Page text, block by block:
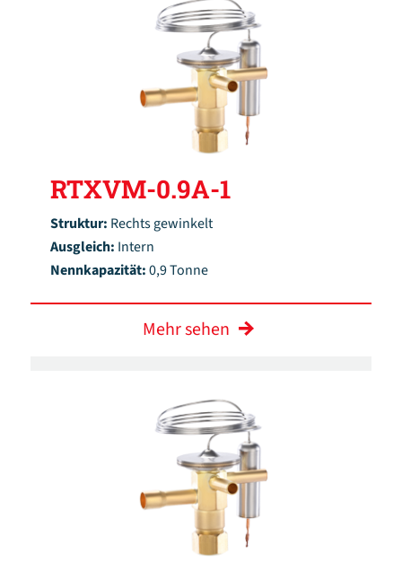
RTXVM-0.9A-1
Struktur: Rechts gewinkelt
Ausgleich: Intern
Nennkapazität:0,9 Tonne
Mehr sehen